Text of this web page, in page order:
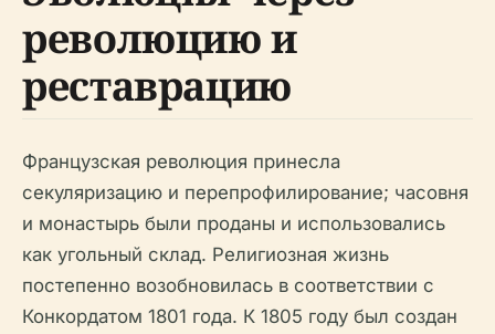
революцию и
реставрацию
Французская революция принесла
секуляризацию и перепрофилирование; часовня
и монастырь были проданы и использовались
как угольный склад. Религиозная жизнь
постепенно возобновилась в соответствии с
Конкордатом 1801 года. К 1805 году был создан